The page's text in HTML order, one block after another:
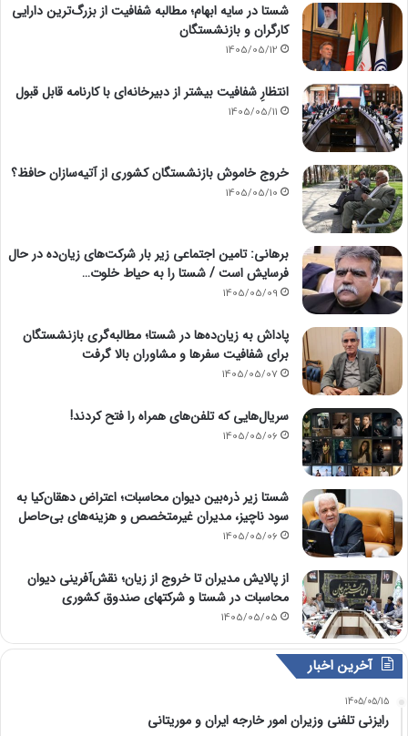
شستا در سایه ابهام؛ مطالبه شفافیت از بزرگ‌ترین دارایی
کارگران و بازنشستگان
1405/05/12
انتظارِ شفافیت بیشتر از دبیرخانه‌ای با کارنامه قابل قبول
1405/05/11
خروج خاموش بازنشستگان کشوری از آتیه‌سازان حافظ؟
1405/05/10
برهانی: تامین اجتماعی زیر بار شرکت‌های زیان‌ده در حال
فرسایش است / شستا را به حیاط خلوت…
1405/05/09
پاداش به زیان‌ده‌ها در شستا؛ مطالبه‌گری بازنشستگان
برای شفافیت سفرها و مشاوران بالا گرفت
1405/05/07
سریال‌هایی که تلفن‌های همراه را فتح کردند!
1405/05/06
شستا زیر ذره‌بین دیوان محاسبات؛ اعتراض دهقان‌کیا به
سود ناچیز، مدیران غیرمتخصص و هزینه‌های بی‌حاصل
1405/05/06
از پالایش مدیران تا خروج از زیان؛ نقش‌آفرینی دیوان
محاسبات در شستا و شرکتهای صندوق کشوری
1405/05/05
آخرین اخبار
1405/05/15
رایزنی تلفنی وزیران امور خارجه ایران و موریتانی